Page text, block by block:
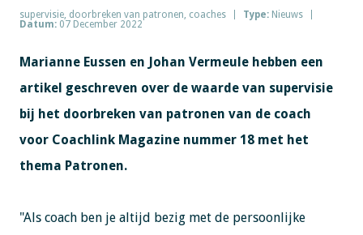
supervisie, doorbreken van patronen, coaches Type: Nieuws
Datum: 07 December 2022
Marianne Eussen en Johan Vermeule hebben een
artikel geschreven over de waarde van supervisie
bij het doorbreken van patronen van de coach
voor Coachlink Magazine nummer 18 met het
thema Patronen.
"Als coach ben je altijd bezig met de persoonlijke